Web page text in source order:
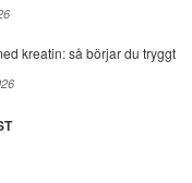
kreatin: så börjar du tryggt